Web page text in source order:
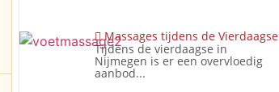
Massages tijdens de Vierdaagse
Tijdens de vierdaagse in
Nijmegen is er een overvloedig
aanbod...